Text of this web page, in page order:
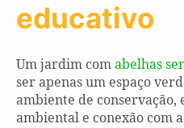
educativo
Um jardim comabelhas
ser apenas um espaço
ambiente de conservação,
ambiental e conexão com